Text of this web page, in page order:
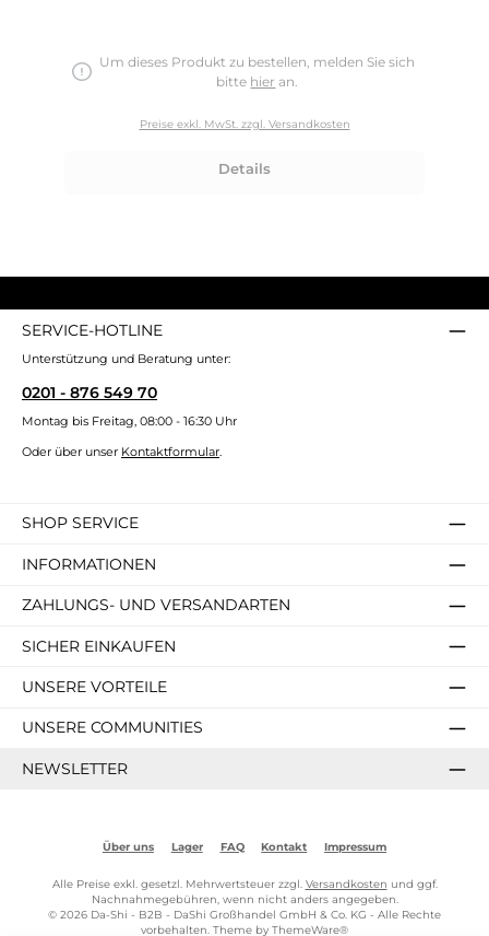
Um dieses Produkt zu bestellen, melden Sie sich
bitte hier an.
Preise exkl. MwSt. zzgl. Versandkosten
Details
SERVICE-HOTLINE
Unterstützung und Beratung unter:
0201 - 876 549 70
Montag bis Freitag, 08:00 - 16:30 Uhr
Oder über unser Kontaktformular.
SHOP SERVICE
INFORMATIONEN
ZAHLUNGS- UND VERSANDARTEN
SICHER EINKAUFEN
UNSERE VORTEILE
UNSERE COMMUNITIES
NEWSLETTER
Über uns Lager FAQ Kontakt Impressum
Alle Preise exkl. gesetzl. Mehrwertsteuer zzgl. Versandkosten und ggf.
Nachnahmegebühren, wenn nicht anders angegeben.
© 2026 Da-Shi - B2B - DaShi Großhandel GmbH & Co. KG - Alle Rechte
vorbehalten. Theme by ThemeWare®